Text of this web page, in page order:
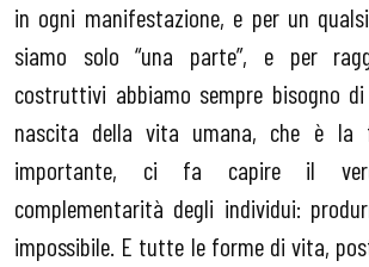
in ogni manifestazione, e per un
siamo solo “una parte”, e per
costruttivi abbiamo sempre bisogno
nascita della vita umana, che è la
importante, ci fa capire il
complementarità degli individui:
impossibile. E tutte le forme di vita,